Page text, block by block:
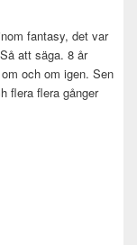
fantasy, det var
att säga. 8 år
och om igen. Sen
flera flera gånger
maraton